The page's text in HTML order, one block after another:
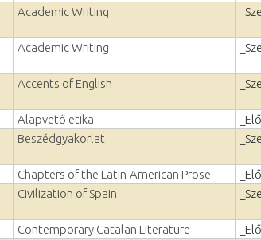
Academic Writing
Academic Writing
Accents of English
Alapvető etika
Beszédgyakorlat
Chapters of the Latin-American Prose
Civilization of Spain
Contemporary Catalan Literature